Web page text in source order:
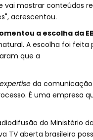
vai mostrar conteúdos
acrescentou.
a escolha da
A escolha foi
que a
expertiseda comunicação
É uma empresa
do Ministério
TV aberta brasileira